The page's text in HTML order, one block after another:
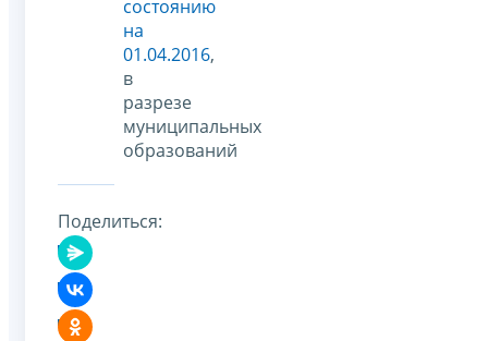
состоянию
на
01.04.2016,
в
разрезе
муниципальных
образований
Поделиться: